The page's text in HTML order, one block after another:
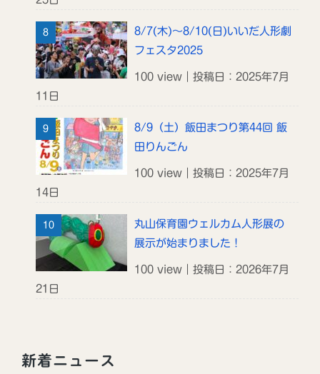
8/7(木)～8/10(日)いいだ人形劇
フェスタ2025
100 view｜投稿日：2025年7月
11日
8/9（土）飯田まつり第44回 飯
田りんごん
100 view｜投稿日：2025年7月
14日
丸山保育園ウェルカム人形展の
展示が始まりました！
100 view｜投稿日：2026年7月
21日
新着ニュース